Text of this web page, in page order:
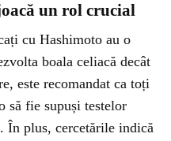
un rol crucial
cu Hashimoto au o
boala celiacă decât
este recomandat ca toți
să fie supuși testelor
În plus, cercetările indică